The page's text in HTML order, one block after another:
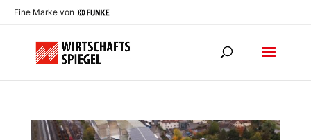
Eine Marke von